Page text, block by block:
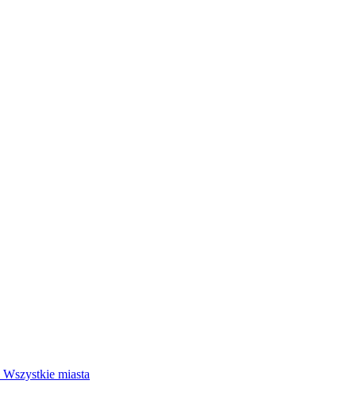
Wszystkie miasta